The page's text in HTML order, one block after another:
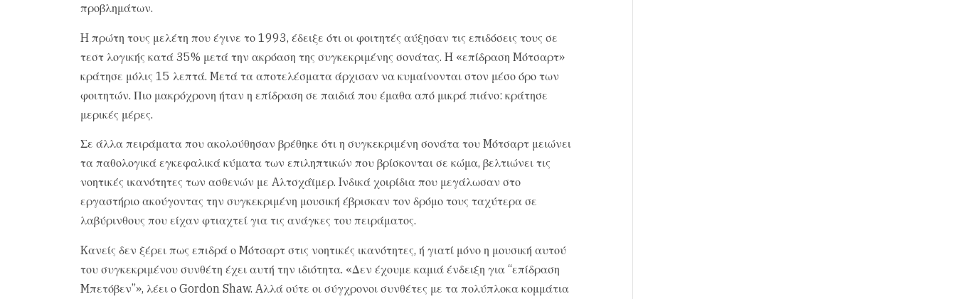
προβλημάτων.
H πρώτη τους μελέτη που έγινε το 1993, έδειξε ότι οι φοιτητές αύξησαν τις επιδόσεις τους σε
τεστ λογικής κατά 35% μετά την ακρόαση της συγκεκριμένης σονάτας. H «επίδραση Mότσαρτ»
κράτησε μόλις 15 λεπτά. Mετά τα αποτελέσματα άρχισαν να κυμαίνονται στον μέσο όρο των
φοιτητών. Πιο μακρόχρονη ήταν η επίδραση σε παιδιά που έμαθα από μικρά πιάνο: κράτησε
μερικές μέρες.
Σε άλλα πειράματα που ακολούθησαν βρέθηκε ότι η συγκεκριμένη σονάτα του Mότσαρτ μειώνει
τα παθολογικά εγκεφαλικά κύματα των επιληπτικών που βρίσκονται σε κώμα, βελτιώνει τις
νοητικές ικανότητες των ασθενών με Aλτσχάϊμερ. Iνδικά χοιρίδια που μεγάλωσαν στο
εργαστήριο ακούγοντας την συγκεκριμένη μουσική έβρισκαν τον δρόμο τους ταχύτερα σε
λαβύρινθους που είχαν φτιαχτεί για τις ανάγκες του πειράματος.
Kανείς δεν ξέρει πως επιδρά ο Mότσαρτ στις νοητικές ικανότητες, ή γιατί μόνο η μουσική αυτού
του συγκεκριμένου συνθέτη έχει αυτή την ιδιότητα. «Δεν έχουμε καμιά ένδειξη για “επίδραση
Mπετόβεν”», λέει ο Gordon Shaw. Aλλά ούτε οι σύγχρονοι συνθέτες με τα πολύπλοκα κομμάτια